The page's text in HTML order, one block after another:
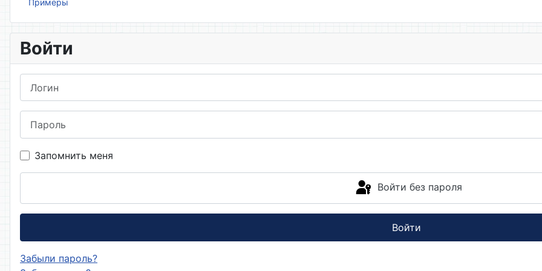
Войти
Запомнить меня
Войти без пароля
Войти
Забыли пароль?